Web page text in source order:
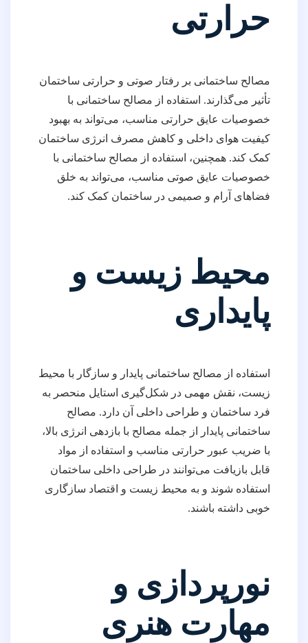
حرارتی
مصالح ساختمانی بر رفتار صوتی و حرارتی ساختمان
تأثیر می‌گذارند. استفاده از مصالح ساختمانی با
خصوصیات عایق حرارتی مناسب، می‌تواند به بهبود
کیفیت هوای داخلی و کاهش مصرف انرژی ساختمان
کمک کند. همچنین، استفاده از مصالح ساختمانی با
خصوصیات عایق صوتی مناسب، می‌تواند به خلق
فضاهای آرام و صمیمی در ساختمان کمک کند.
محیط زیست و
پایداری
استفاده از مصالح ساختمانی پایدار و سازگار با محیط
زیست، نقش مهمی در شکل‌گیری استایل منحصر به
فرد ساختمان و طراحی داخلی آن دارد. مصالح
ساختمانی پایدار از جمله مصالح با بازدهی انرژی بالا،
با ضریب عبور حرارتی مناسب و استفاده از مواد
قابل بازیافت می‌توانند در طراحی داخلی ساختمان
استفاده شوند و به محیط زیست و اقتصاد سازگاری
خوبی داشته باشند.
نورپردازی و
مهارت هنری